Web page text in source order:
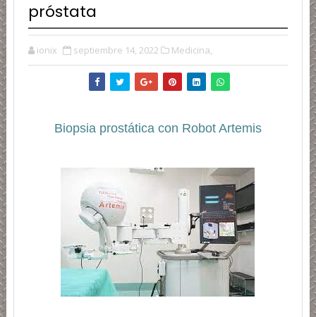
próstata
ionix septiembre 14, 2022 Medicina,
Biopsia prostática con Robot Artemis